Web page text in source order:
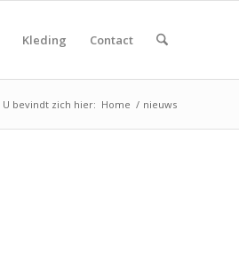
Kleding Contact
U bevindt zich hier: Home / nieuws